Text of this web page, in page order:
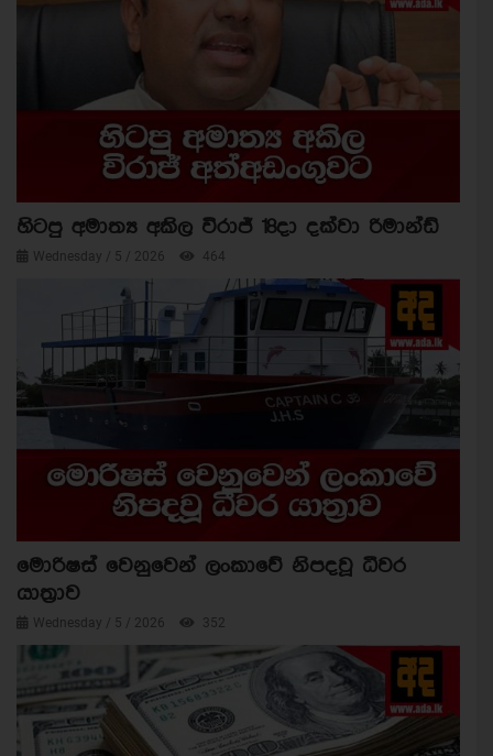
හිටපු අමාත්‍ය අකිල විරාජ් 18දා දක්වා රිමාන්ඩ්
Wednesday / 5 / 2026 464
මොරිෂස් වෙනුවෙන් ලංකාවේ නිපදවූ ධීවර
යාත්‍රාව
Wednesday / 5 / 2026 352